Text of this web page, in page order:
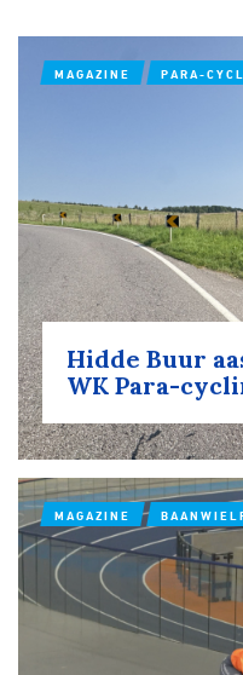
MAGAZINE PARA-
Hidde Buur
WK Para-
MAGAZINE